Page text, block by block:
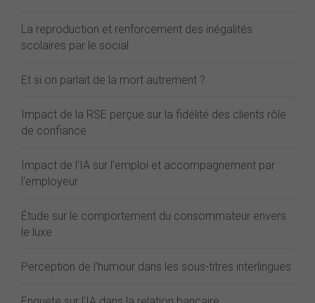
La reproduction et renforcement des inégalités
scolaires par le social
Et si on parlait de la mort autrement ?
Impact de la RSE perçue sur la fidélité des clients rôle
de confiance
Impact de l'IA sur l'emploi et accompagnement par
l'employeur
Étude sur le comportement du consommateur envers
le luxe
Perception de l'humour dans les sous-titres interlingues